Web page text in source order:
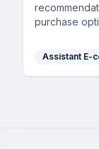
purchase
Assistant E-